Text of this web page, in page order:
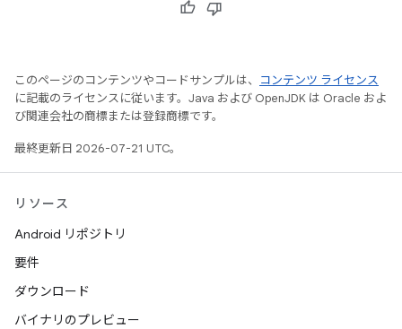
このページのコンテンツやコードサンプルは、
コンテンツ ライセンス
に記載のライセンスに従います。Java および OpenJDK は Oracle およ
び関連会社の商標または登録商標です。
最終更新日 2026-07-21 UTC。
リソース
Android リポジトリ
要件
ダウンロード
バイナリのプレビュー